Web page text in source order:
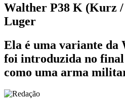
Walther P38 K (Kurz
Luger
Ela é uma variante da
foi introduzida no final
como uma arma